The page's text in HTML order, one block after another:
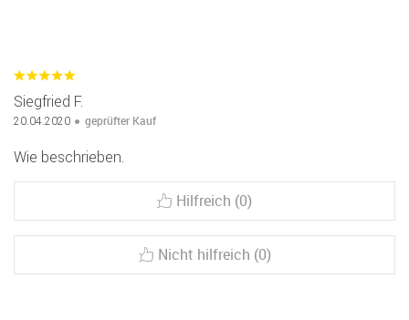
Siegfried F.
20.04.2020 geprüfter Kauf
Wie beschrieben.
Hilfreich (0)
Nicht hilfreich (0)